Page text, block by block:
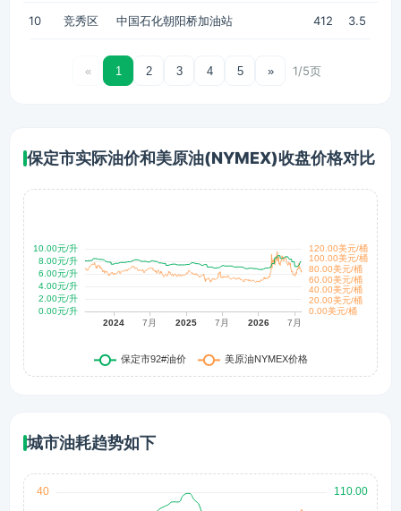
10 竞秀区 中国石化朝阳桥加油站 412 3.5
« 1 2 3 4 5 » 1/5页
保定市实际油价和美原油(NYMEX)收盘价格对比
城市油耗趋势如下